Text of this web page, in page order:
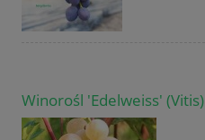
Winorośl 'Edelweiss' (Vitis)